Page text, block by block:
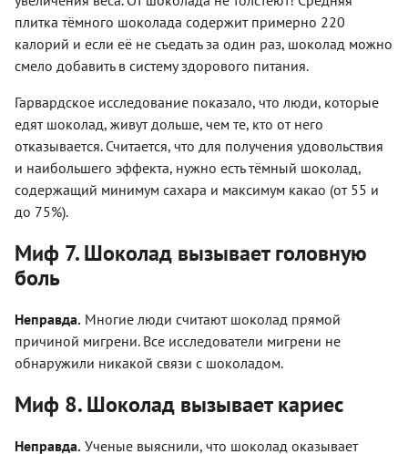
плитка тёмного шоколада содержит примерно 220
калорий и если её не съедать за один раз, шоколад можно
смело добавить в систему здорового питания.
Гарвардское исследование показало, что люди, которые
едят шоколад, живут дольше, чем те, кто от него
отказывается. Считается, что для получения удовольствия
и наибольшего эффекта, нужно есть тёмный шоколад,
содержащий минимум сахара и максимум какао (от 55 и
до 75%).
Миф 7. Шоколад вызывает головную
боль
Неправда. Многие люди считают шоколад прямой
причиной мигрени. Все исследователи мигрени не
обнаружили никакой связи с шоколадом.
Миф 8. Шоколад вызывает кариес
Неправда. Ученые выяснили, что шоколад оказывает